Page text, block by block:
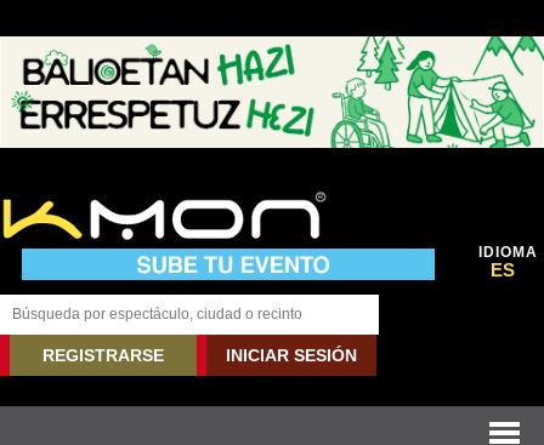
IDIOMA
ES
REGISTRARSE INICIAR SESIÓN